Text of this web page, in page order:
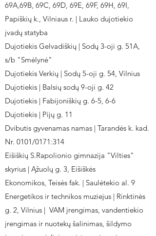
69A,69B, 69C, 69D, 69E, 69F, 69H, 69I,
Papiškių k., Vilniaus r. | Lauko dujotiekio
įvadų statyba
Dujotiekis Gelvadiškių | Sodų 3-oji g. 51A,
s/b "Smėlynė"
Dujotiekis Verkių | Sodų 5-oji g. 54, Vilnius
Dujotiekis | Balsių sodų 9-oji g. 42
Dujotiekis | Fabijoniškių g. 6-5, 6-6
Dujotiekis | Pijų g. 11
Dvibutis gyvenamas namas | Tarandės k. kad.
Nr. 0101/0171:314
Eišiškių S.Rapolionio gimnazija "Vilties"
skyrius | Ąžuolų g. 3, Eišiškės
Ekonomikos, Teisės fak. | Saulėtekio al. 9
Energetikos ir technikos muziejus | Rinktinės
g. 2, Vilnius | VAM įrengimas, vandentiekio
įrengimas ir nuotekų šalinimas, šildymo